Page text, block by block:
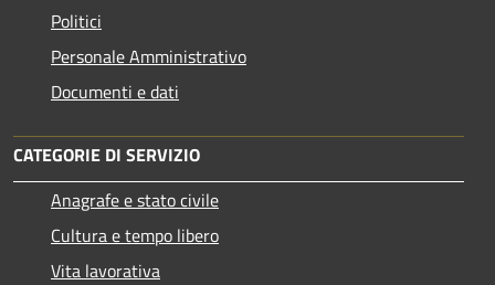
Politici
Personale Amministrativo
Documenti e dati
CATEGORIE DI SERVIZIO
Anagrafe e stato civile
Cultura e tempo libero
Vita lavorativa